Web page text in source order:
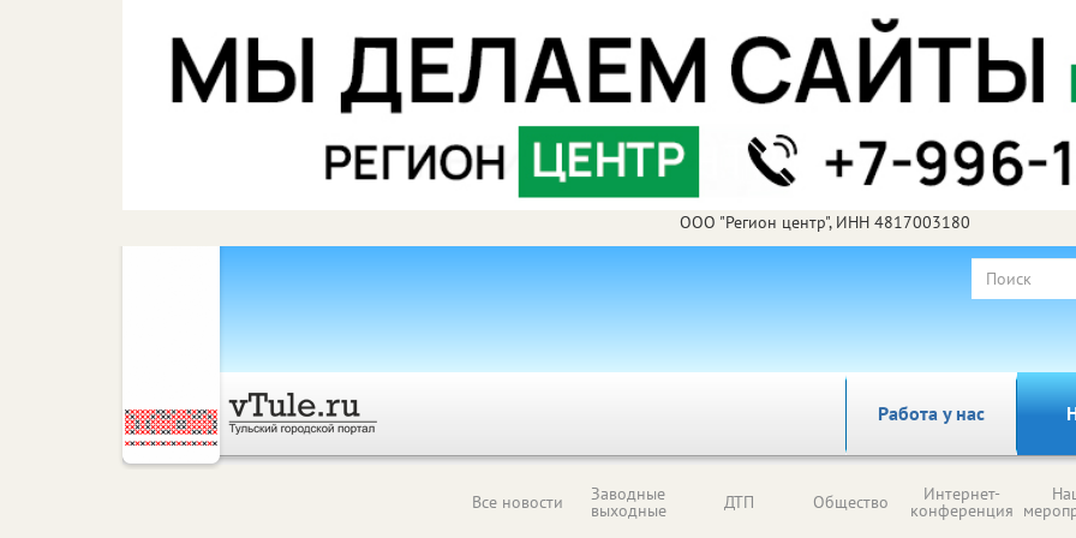
ООО "Регион центр", ИНН 4817003180
Работа у нас
Все новости Заводные
выходные ДТП Общество Интернет-
конференция